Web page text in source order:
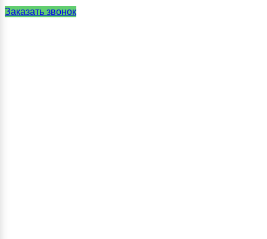
Заказать звонок